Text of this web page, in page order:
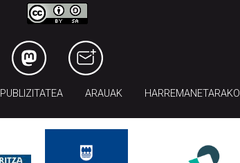
PUBLIZITATEA ARAUAK HARREMANETARAKO